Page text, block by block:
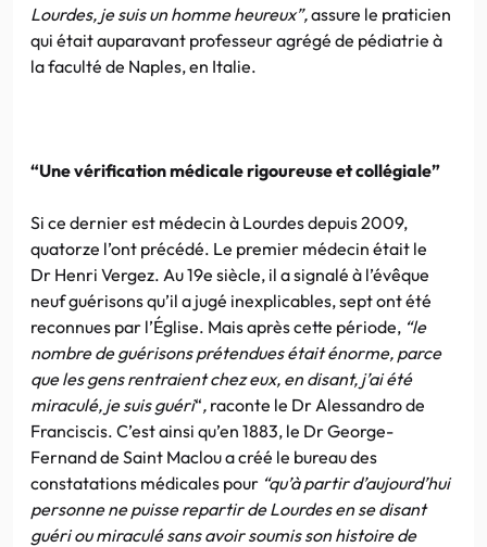
Lourdes, je suis un homme heureux”,assure le praticien
qui était auparavant professeur agrégé de pédiatrie à
la faculté de Naples, en Italie.
“Une vérification médicale rigoureuse et collégiale”
Si ce dernier est médecin à Lourdes depuis 2009,
quatorze l’ont précédé. Le premier médecin était le
Dr Henri Vergez. Au 19e siècle, il a signalé à l’évêque
neuf guérisons qu’il a jugé inexplicables, sept ont été
reconnues par l’Église. Mais après cette période, “le
nombre de guérisons prétendues était énorme, parce
que les gens rentraient chez eux, en disant, j’ai été
miraculé, je suis guéri“, raconte le Dr Alessandro de
Franciscis. C’est ainsi qu’en 1883, le Dr George-
Fernand de Saint Maclou a créé le bureau des
constatations médicales pour “qu’à partir d’aujourd’hui
personne ne puisse repartir de Lourdes en se disant
guéri ou miraculé sans avoir soumis son histoire de